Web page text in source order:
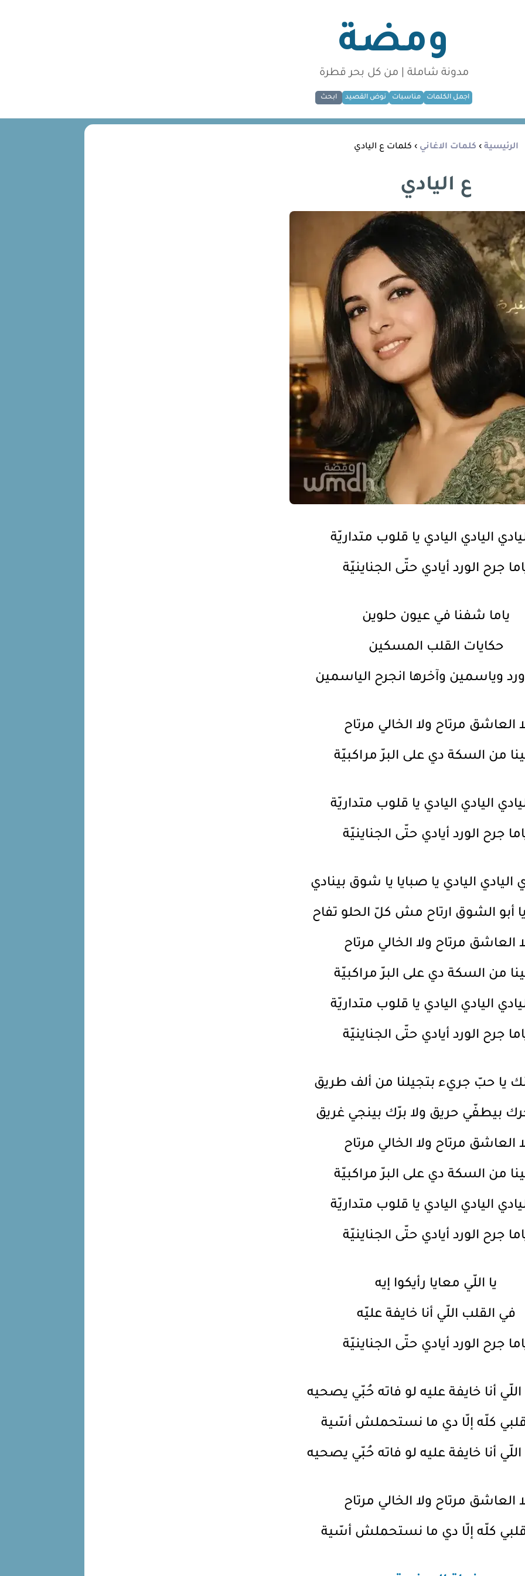
ومضة
مدونة شاملة | من كل بحر قطرة
اجمل الكلمات مناسبات نوض القصيد ابحث
الرئيسية › كلمات الاغاني › كلمات ع اليادي
ع اليادي
اليادي اليادي يا قلوب متداريّة
جرح الورد أيادي حتّى الجناينيّة
ياما شفنا في عيون حلوين
حكايات القلب المسكين
ورد وياسمين وآخرها انجرح الياسمين
العاشق مرتاح ولا الخالي مرتاح
من السكة دي على البرّ مراكبيّة
اليادي اليادي يا قلوب متداريّة
جرح الورد أيادي حتّى الجناينيّة
اليادي اليادي يا صبايا يا شوق بينادي
يا أبو الشوق ارتاح مش كلّ الحلو تفاح
العاشق مرتاح ولا الخالي مرتاح
من السكة دي على البرّ مراكبيّة
اليادي اليادي يا قلوب متداريّة
جرح الورد أيادي حتّى الجناينيّة
يا حبّ جريء بتجيلنا من ألف طريق
بيطفّي حريق ولا برّك بينجي غريق
العاشق مرتاح ولا الخالي مرتاح
من السكة دي على البرّ مراكبيّة
اليادي اليادي يا قلوب متداريّة
جرح الورد أيادي حتّى الجناينيّة
يا اللّي معايا رأيكوا إيه
في القلب اللّي أنا خايفة عليّه
جرح الورد أيادي حتّى الجناينيّة
أنا خايفة عليه لو فاته حُبّي يصحيه
قلبي كلّه إلّا دي ما نستحملش أسّية
أنا خايفة عليه لو فاته حُبّي يصحيه
العاشق مرتاح ولا الخالي مرتاح
قلبي كلّه إلّا دي ما نستحملش أسّية